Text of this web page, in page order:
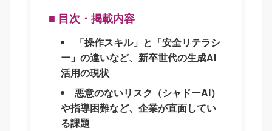
■ 目次・掲載内容
「操作スキル」と「安全リテラシ
ー」の違いなど、新卒世代の生成AI
活用の現状
悪意のないリスク（シャドーAI）
や指導困難など、企業が直面してい
る課題